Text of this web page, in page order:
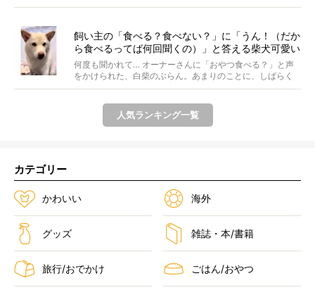
飼い主の「食べる？食べない？」に「うん！（だか
ら食べるってば何回聞くの）」と答える柴犬可愛い
【動画】
何度も聞かれて… オーナーさんに「おやつ食べる？」と声
をかけられた、白柴のぶらん。あまりのことに、しばらく
フリ...
人気ランキング一覧
カテゴリー
かわいい 海外
グッズ 雑誌・本/書籍
旅行/おでかけ ごはん/おやつ